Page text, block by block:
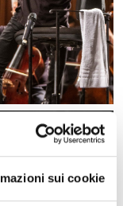
sui cookie